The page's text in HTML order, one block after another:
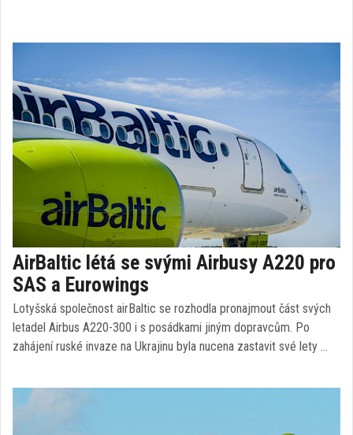
AirBaltic létá se svými Airbusy A220 pro
SAS a Eurowings
Lotyšská společnost airBaltic se rozhodla pronajmout část svých
letadel Airbus A220-300 i s posádkami jiným dopravcům. Po
zahájení ruské invaze na Ukrajinu byla nucena zastavit své lety …